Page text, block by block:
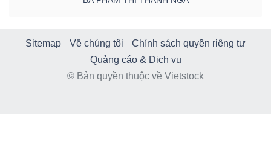
Sitemap Về chúng tôi
Chính sách quyền riêng tư
Quảng cáo & Dịch vụ
© Bản quyền thuộc về Vietstock